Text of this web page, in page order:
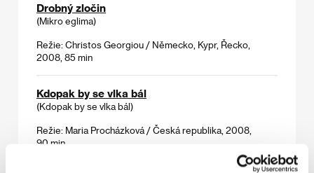
Drobný zločin
(Mikro eglima)
Režie: Christos Georgiou / Německo, Kypr, Řecko,
2008, 85 min
Kdopak by se vlka bál
(Kdopak by se vlka bál)
Režie: Maria Procházková / Česká republika, 2008,
90 min